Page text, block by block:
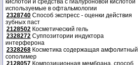
кислотой и средства с гиалуроновой кислотой
используемые в офтальмологии
2328740 Способ экспресс - оценки действия
зубных паст
2128502 Косметический гель
2328272 Суппозитории индуктора
интерферона
2328268 Косметика содержащая амфолитный
сополимер
2128057 Композиционная мембрана, способ